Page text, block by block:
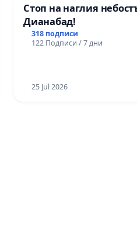
Стоп на наглия
Дианабад!
318 подписи
122 Подписи / 7 дни
25 Jul 2026